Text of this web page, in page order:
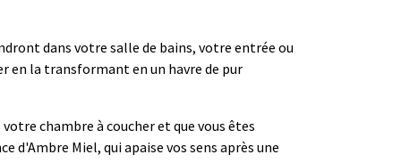
dans votre salle de bains, votre entrée ou
en la transformant en un havre de pur
chambre à coucher et que vous êtes
d'Ambre Miel, qui apaise vos sens après une